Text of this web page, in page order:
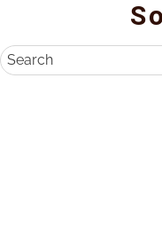
content
Search